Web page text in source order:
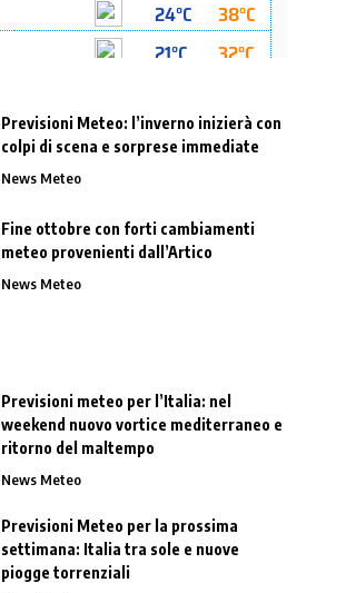
Previsioni Meteo: l’inverno inizierà con
colpi di scena e sorprese immediate
News Meteo
Fine ottobre con forti cambiamenti
meteo provenienti dall’Artico
News Meteo
Previsioni meteo per l’Italia: nel
weekend nuovo vortice mediterraneo e
ritorno del maltempo
News Meteo
Previsioni Meteo per la prossima
settimana: Italia tra sole e nuove
piogge torrenziali